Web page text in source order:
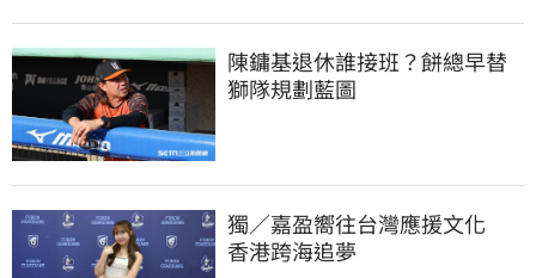
陳鏞基退休誰接班？餅總早替
獅隊規劃藍圖
獨／嘉盈嚮往台灣應援文化
香港跨海追夢